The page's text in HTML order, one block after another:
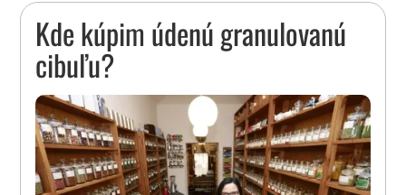
Kde kúpim údenú granulovanú
cibuľu?